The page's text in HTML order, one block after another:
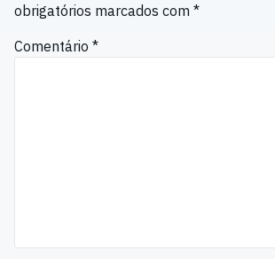
obrigatórios marcados com *
Comentário *